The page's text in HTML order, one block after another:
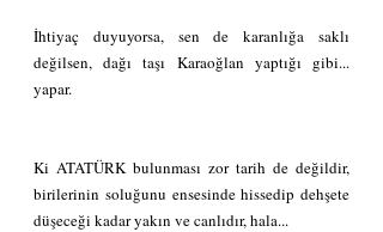
İhtiyaç duyuyorsa, sen de karanlığa saklı
değilsen, dağı taşı Karaoğlan yaptığı gibi...
yapar.
Ki ATATÜRK bulunması zor tarih de değildir,
birilerinin soluğunu ensesinde hissedip dehşete
düşeceği kadar yakın ve canlıdır, hala...